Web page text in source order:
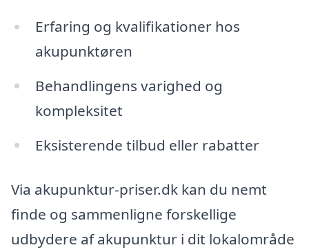
Erfaring og kvalifikationer hos
akupunktøren
Behandlingens varighed og
kompleksitet
Eksisterende tilbud eller rabatter
Via akupunktur-priser.dk kan du nemt
finde og sammenligne forskellige
udbydere af akupunktur i dit lokalområde